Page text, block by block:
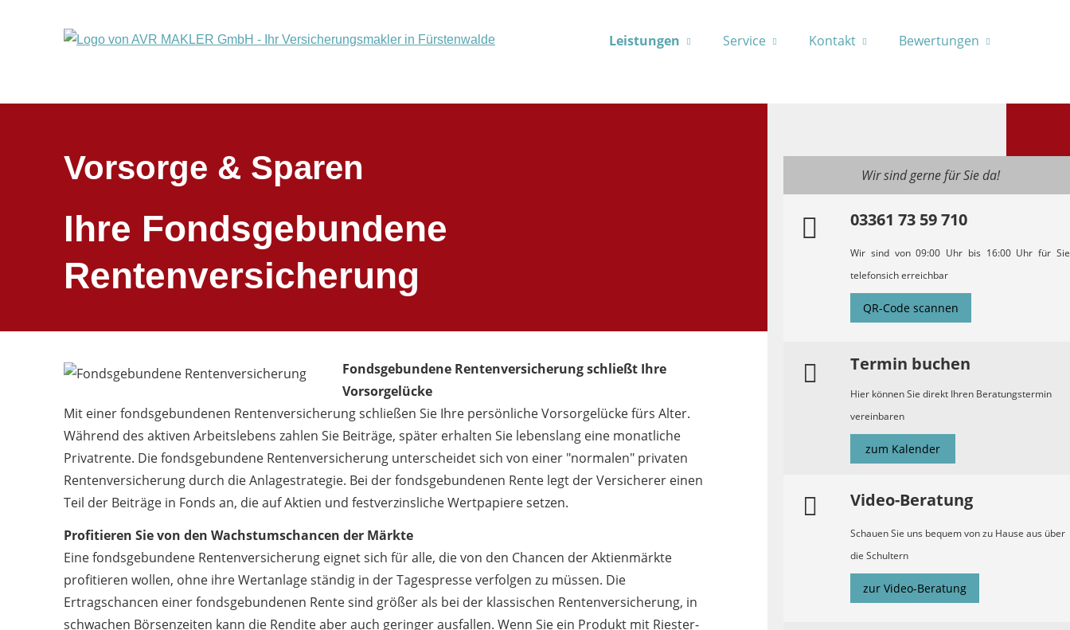
Leistungen Service Kontakt Bewertungen
Wir sind gerne für Sie da!
03361 73 59 710
Wir sind von 09:00 Uhr bis 16:00 Uhr für Sie
telefonsich erreichbar
QR-Code scannen
Termin buchen
Hier können Sie direkt Ihren Beratungstermin
vereinbaren
zum Kalender
Video-Beratung
Schauen Sie uns bequem von zu Hause aus über
die Schultern
zur Video-Beratung
Vorsorge & Sparen
Ihre Fondsgebundene
Rentenversicherung
Fondsgebundene Rentenversicherung schließt Ihre
Vorsorgelücke
Mit einer fondsgebundenen Rentenversicherung schließen Sie Ihre persönliche Vorsorgelücke fürs Alter.
Während des aktiven Arbeitslebens zahlen Sie Beiträge, später erhalten Sie lebenslang eine monatliche
Privatrente. Die fondsgebundene Rentenversicherung unterscheidet sich von einer "normalen" privaten
Rentenversicherung durch die Anlagestrategie. Bei der fondsgebundenen Rente legt der Versicherer einen
Teil der Beiträge in Fonds an, die auf Aktien und festverzinsliche Wertpapiere setzen.
Profitieren Sie von den Wachstumschancen der Märkte
Eine fondsgebundene Rentenversicherung eignet sich für alle, die von den Chancen der Aktienmärkte
profitieren wollen, ohne ihre Wertanlage ständig in der Tagespresse verfolgen zu müssen. Die
Ertragschancen einer fondsgebundenen Rente sind größer als bei der klassischen Rentenversicherung, in
schwachen Börsenzeiten kann die Rendite aber auch geringer ausfallen. Wenn Sie ein Produkt mit Riester-